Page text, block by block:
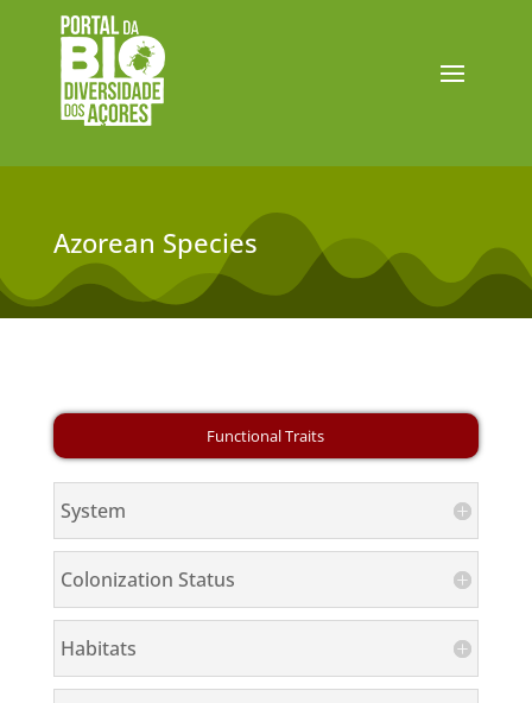
Azorean Species
System
Colonization Status
Habitats